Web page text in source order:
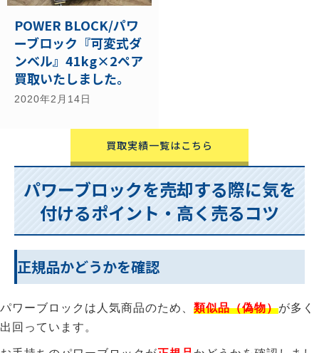
POWER BLOCK/パワ
ーブロック『可変式ダ
ンベル』41kg×2ペア
買取いたしました。
2020年2月14日
買取実績一覧はこちら
パワーブロックを売却する際に気を
付けるポイント・高く売るコツ
正規品かどうかを確認
パワーブロックは人気商品のため、 類似品（偽物）が多く
出回っています。